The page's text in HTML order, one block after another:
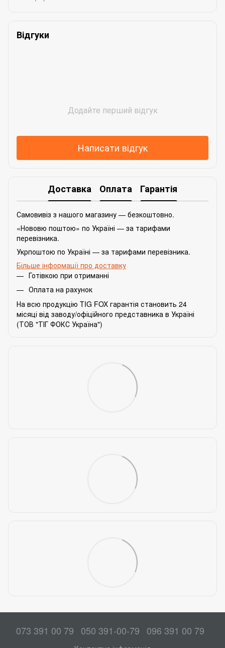
Відгуки
Додайте перший відгук
Написати відгук
Доставка Оплата Гарантія
Самовивіз з нашого магазину — безкоштовно.
«Нововю поштою» по Україні — за тарифами
перевізника.
Укрпоштою по Україні — за тарифами перевізника.
Більше інформації про доставку
Готівкою при отриманні
Оплата на рахунок
На всю продукцію TIG FOX гарантія становить 24
місяці від заводу/офіційного представника в Україні
(ТОВ "ТІГ ФОКС Україна")
073 391 00 79 050 391-00-79 096 391 00 79